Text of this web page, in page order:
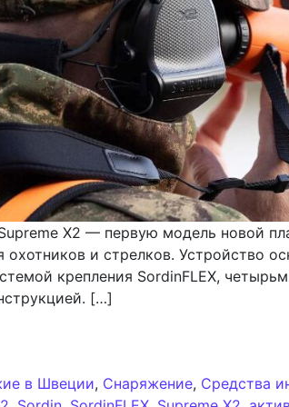
X2 — первую модель новой
охотников и стрелков. Устройство
крепления SordinFLEX,
[…]
в Швеции, Снаряжение, Средства